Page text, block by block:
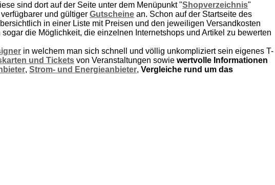
sind dort auf der Seite unter dem Menüpunkt "Shopverzeichnis"
und gültiger Gutscheine an. Schon auf der Startseite des
in einer Liste mit Preisen und den jeweiligen Versandkosten
die Möglichkeit, die einzelnen Internetshops und Artikel zu bewerten
in welchem man sich schnell und völlig unkompliziert sein eigenes T-
und Tickets von Veranstaltungen sowie wertvolle Informationen
, Strom- und Energieanbieter, Vergleiche rund um das